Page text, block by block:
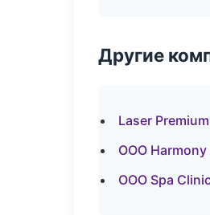
Другие
Laser
ООО Harmony
ООО Spa